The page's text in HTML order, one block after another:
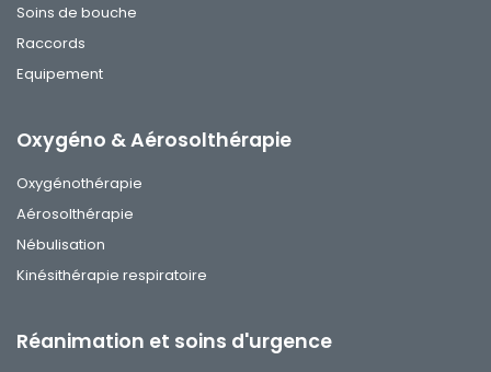
Soins de bouche
Raccords
Equipement
Oxygéno & Aérosolthérapie
Oxygénothérapie
Aérosolthérapie
Nébulisation
Kinésithérapie respiratoire
Réanimation et soins d'urgence